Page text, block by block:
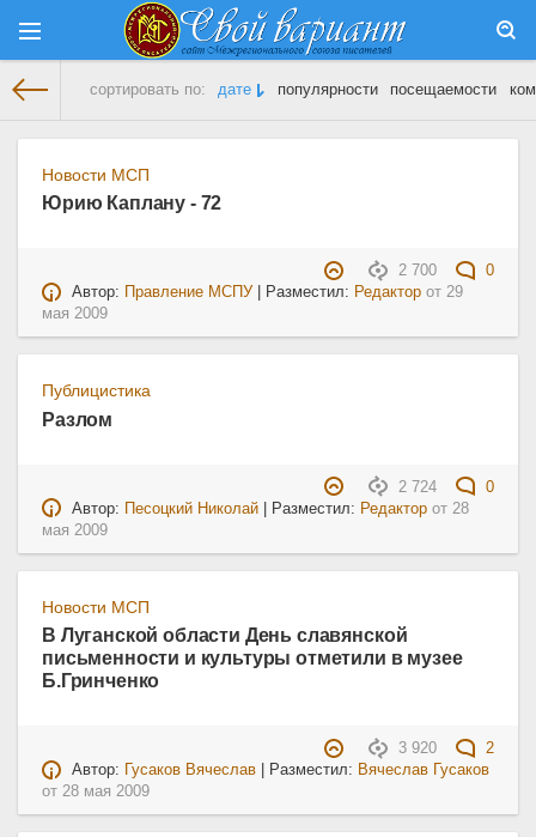
сортировать по: дате популярности посещаемости
Новости МСП
Юрию Каплану - 72
2 700
0
Автор:
Правление МСПУ | Разместил: Редактор от29
мая 2009
Публицистика
Разлом
2 724
0
Автор: Песоцкий Николай | Разместил: Редактор от28
мая 2009
Новости МСП
В Луганской области День славянской
письменности и культуры отметили в музее
Б.Гринченко
3 920
2
Автор:
Гусаков Вячеслав | Разместил: Вячеслав Гусаков
от 28 мая 2009